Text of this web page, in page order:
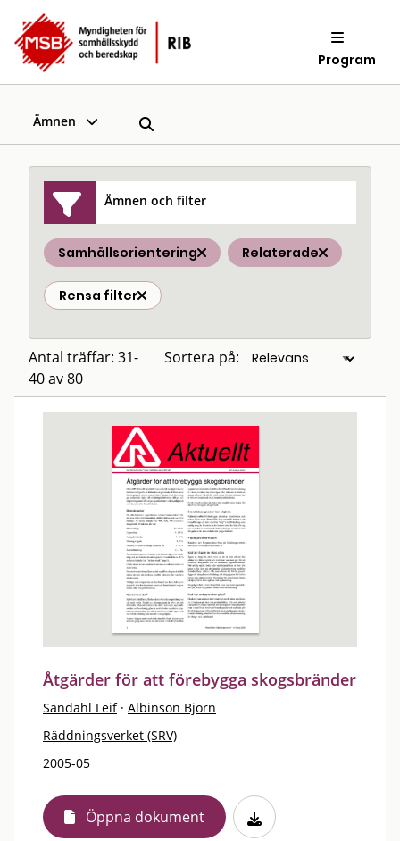
Program
Ämnen
Ämnen och filter
Samhällsorientering Relaterade
Rensa filter
Antal träffar: 31-
40 av 80
Sortera på:
Åtgärder för att förebygga skogsbränder
Sandahl Leif · Albinson Björn
Räddningsverket (SRV)
2005-05
Öppna dokument